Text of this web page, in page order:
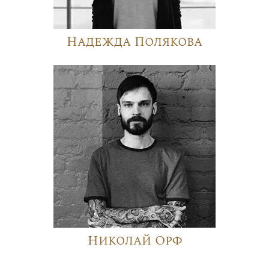
Надежда Полякова
Николай Орф